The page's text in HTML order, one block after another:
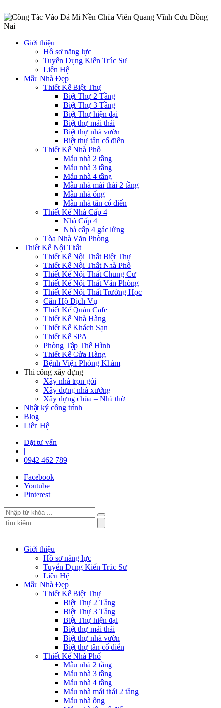
Giới thiệu
Hồ sơ năng lực
Tuyển Dụng Kiến Trúc Sư
Liên Hệ
Mẫu Nhà Đẹp
Thiết Kế Biệt Thự
Biệt Thự 2 Tầng
Biệt Thự 3 Tầng
Biệt Thự hiện đại
Biệt thự mái thái
Biệt thự nhà vườn
Biệt thự tân cổ điển
Thiết Kế Nhà Phố
Mẫu nhà 2 tầng
Mẫu nhà 3 tầng
Mẫu nhà 4 tầng
Mẫu nhà mái thái 2 tầng
Mẫu nhà ống
Mẫu nhà tân cổ điển
Thiết Kế Nhà Cấp 4
Nhà Cấp 4
Nhà cấp 4 gác lửng
Tòa Nhà Văn Phòng
Thiết Kế Nội Thất
Thiết Kế Nội Thất Biệt Thự
Thiết Kế Nội Thất Nhà Phố
Thiết Kế Nội Thất Chung Cư
Thiết Kế Nội Thất Văn Phòng
Thiết Kế Nội Thất Trường Học
Căn Hộ Dịch Vụ
Thiết Kế Quán Cafe
Thiết Kế Nhà Hàng
Thiết Kế Khách Sạn
Thiết Kế SPA
Phòng Tập Thể Hình
Thiết Kế Cửa Hàng
Bệnh Viện Phòng Khám
Thi công xây dựng
Xây nhà trọn gói
Xây dựng nhà xưởng
Xây dựng chùa – Nhà thờ
Nhật ký công trình
Blog
Liên Hệ
Đặt tư vấn
|
0942 462 789
Facebook
Youtube
Pinterest
Giới thiệu
Hồ sơ năng lực
Tuyển Dụng Kiến Trúc Sư
Liên Hệ
Mẫu Nhà Đẹp
Thiết Kế Biệt Thự
Biệt Thự 2 Tầng
Biệt Thự 3 Tầng
Biệt Thự hiện đại
Biệt thự mái thái
Biệt thự nhà vườn
Biệt thự tân cổ điển
Thiết Kế Nhà Phố
Mẫu nhà 2 tầng
Mẫu nhà 3 tầng
Mẫu nhà 4 tầng
Mẫu nhà mái thái 2 tầng
Mẫu nhà ống